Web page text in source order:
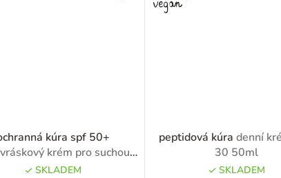
kúra spf 50+
krém pro suchou
pleť SPF 50+ 50ml
SKLADEM
peptidová kúra denní
30 50ml
SKLADEM